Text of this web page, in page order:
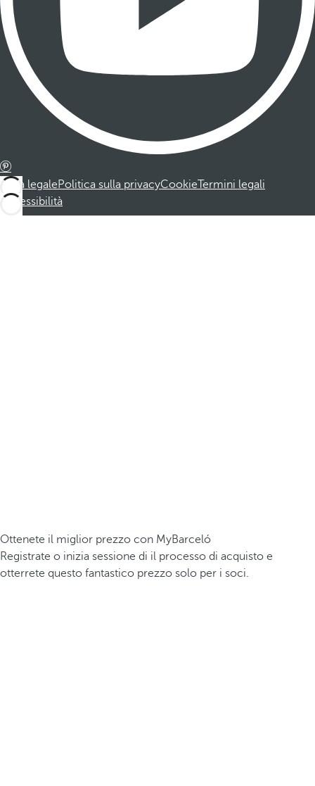
Nota legalePolitica sulla privacyCookieTermini legali
Accessibilità
Ottenete il miglior prezzo con MyBarceló
Registrate o inizia sessione di il processo di acquisto e
otterrete questo fantastico prezzo solo per i soci.